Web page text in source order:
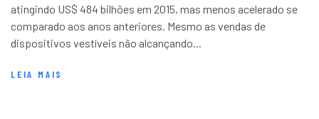
atingindo US$ 484 bilhões em 2015, mas menos acelerado se
comparado aos anos anteriores. Mesmo as vendas de
dispositivos vestíveis não alcançando...
LEIA MAIS